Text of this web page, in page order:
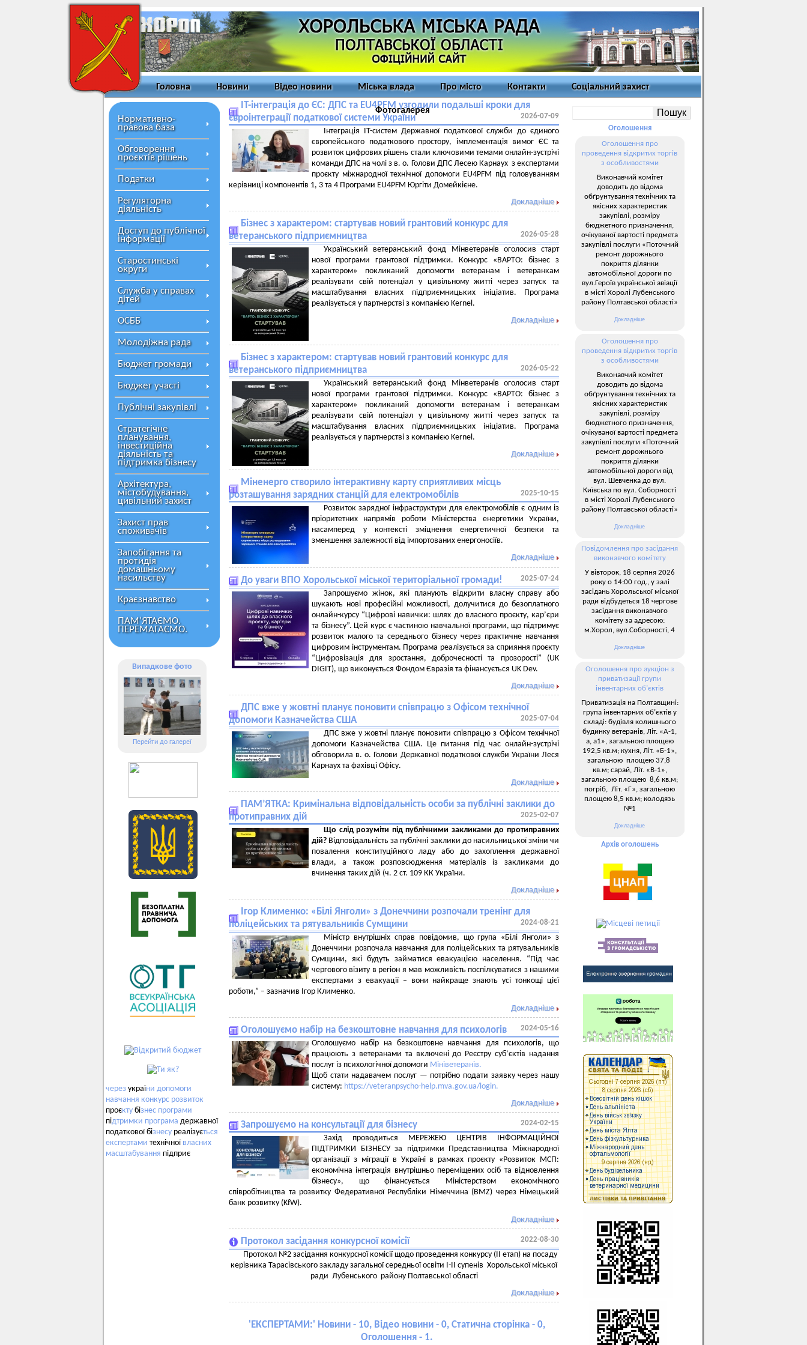
Головна Новини Відео новини Міська влада Про місто Контакти Соціальний захист
Фотогалерея
Нормативно-
правова база
Обговорення
проєктів рішень
Податки
Регуляторна
діяльність
Доступ до публічної
інформації
Старостинські
округи
Служба у справах
дітей
ОСББ
Молодіжна рада
Бюджет громади
Бюджет участі
Публічні закупівлі
Стратегічне
планування,
інвестиційна
діяльність та
підтримка бізнесу
Архітектура,
містобудування,
цивільний захист
Захист прав
споживачів
Запобігання та
протидія
домашньому
насильству
Краєзнавство
ПАМ’ЯТАЄМО.
ПЕРЕМАГАЄМО.
Випадкове фото
Перейти до галереї
через україни допомоги
навчання конкурс розвиток
проєкту бізнес програми
підтримки програма державної
податкової бізнесу реалізується
експертами технічної власних
масштабування підприє
ІТ-інтеграція до ЄС: ДПС та EU4PFM узгодили подальші кроки для
євроінтеграції податкової системи України
2026-07-09
Інтеграція ІТ-систем Державної податкової служби до єдиного
європейського податкового простору, імплементація вимог ЄС та
розвиток цифрових рішень стали ключовими темами онлайн-зустрічі
команди ДПС на чолі з в. о. Голови ДПС Лесею Карнаух з експертами
проєкту міжнародної технічної допомоги EU4PFM під головуванням
керівниці компонентів 1, 3 та 4 Програми EU4PFM Юргіти Домейкієне.
Докладніше
Бізнес з характером: стартував новий грантовий конкурс для
ветеранського підприємництва
2026-05-28
Український ветеранський фонд Мінветеранів оголосив старт
нової програми грантової підтримки. Конкурс «ВАРТО: бізнес з
характером» покликаний допомогти ветеранам і ветеранкам
реалізувати свій потенціал у цивільному житті через запуск та
масштабування власних підприємницьких ініціатив. Програма
реалізується у партнерстві з компанією Kernel.
Докладніше
Бізнес з характером: стартував новий грантовий конкурс для
ветеранського підприємництва
2026-05-22
Український ветеранський фонд Мінветеранів оголосив старт
нової програми грантової підтримки. Конкурс «ВАРТО: бізнес з
характером» покликаний допомогти ветеранам і ветеранкам
реалізувати свій потенціал у цивільному житті через запуск та
масштабування власних підприємницьких ініціатив. Програма
реалізується у партнерстві з компанією Kernel.
Докладніше
Міненерго створило інтерактивну карту сприятливих місць
розташування зарядних станцій для електромобілів
2025-10-15
Розвиток зарядної інфраструктури для електромобілів є одним із
пріоритетних напрямів роботи Міністерства енергетики України,
насамперед у контексті зміцнення енергетичної безпеки та
зменшення залежності від імпортованих енергоносіїв.
Докладніше
До уваги ВПО Хорольської міської територіальної громади! 2025-07-24
Запрошуємо жінок, які планують відкрити власну справу або
шукають нові професійні можливості, долучитися до безоплатного
онлайн-курсу “Цифрові навички: шлях до власного проєкту, кар’єри
та бізнесу”. Цей курс є частиною навчальної програми, що підтримує
розвиток малого та середнього бізнесу через практичне навчання
цифровим інструментам. Програма реалізується за сприяння проєкту
“Цифровізація для зростання, доброчесності та прозорості” (UK
DIGIT), що виконується Фондом Євразія та фінансується UK Dev.
Докладніше
ДПС вже у жовтні планує поновити співпрацю з Офісом технічної
допомоги Казначейства США
2025-07-04
ДПС вже у жовтні планує поновити співпрацю з Офісом технічної
допомоги Казначейства США. Це питання під час онлайн-зустрічі
обговорила в. о. Голови Державної податкової служби України Леся
Карнаух та фахівці Офісу.
Докладніше
ПАМ’ЯТКА: Кримінальна відповідальність особи за публічні заклики до
протиправних дій
2025-02-07
Що слід розуміти під публічними закликами до протиправних
дій? Відповідальність за публічні заклики до насильницької зміни чи
повалення конституційного ладу або до захоплення державної
влади, а також розповсюдження матеріалів із закликами до
вчинення таких дій (ч. 2 ст. 109 КК України.
Докладніше
Ігор Клименко: «Білі Янголи» з Донеччини розпочали тренінг для
поліцейських та рятувальників Сумщини
2024-08-21
Міністр внутрішніх справ повідомив, що група «Білі Янголи» з
Донеччини розпочала навчання для поліцейських та рятувальників
Сумщини, які будуть займатися евакуацією населення. “Під час
чергового візиту в регіон я мав можливість поспілкуватися з нашими
експертами з евакуації – вони найкраще знають усі тонкощі цієї
роботи,” – зазначив Ігор Клименко.
Докладніше
Оголошуємо набір на безкоштовне навчання для психологів 2024-05-16
Оголошуємо набір на безкоштовне навчання для психологів, що
працюють з ветеранами та включені до Реєстру суб’єктів надання
послуг із психологічної допомоги Мініветеранів.
Щоб стати надавачем послуг — потрібно подати заявку через нашу
систему: https://veteranpsycho-help.mva.gov.ua/login.
Докладніше
Запрошуємо на консультації для бізнесу 2024-02-15
Захід проводиться МЕРЕЖЕЮ ЦЕНТРІВ ІНФОРМАЦІЙНОЇ
ПІДТРИМКИ БІЗНЕСУ за підтримки Представництва Міжнародної
організації з міграції в Україні в рамках проєкту «Розвиток МСП:
економічна інтеграція внутрішньо переміщених осіб та відновлення
бізнесу», що фінансується Міністерством економічного
співробітництва та розвитку Федеративної Республіки Німеччина (BMZ) через Німецький
банк розвитку (KfW).
Докладніше
Протокол засідання конкурсної комісії 2022-08-30
Протокол №2 засідання конкурсної комісії щодо проведення конкурсу (IІ етап) на посаду
керівника Тарасівського закладу загальної середньої освіти І-ІІ супенів Хорольської міської
ради Лубенського району Полтавської області
Докладніше
' ЕКСПЕРТАМИ:' Новини - 10, Відео новини - 0, Статична сторінка - 0,
Оголошення - 1.
Оголошення
Оголошення про
проведення відкритих торгів
з особливостями
Виконавчий комітет
доводить до відома
обґрунтування технічних та
якісних характеристик
закупівлі, розміру
бюджетного призначення,
очікуваної вартості предмета
закупівлі послуги «Поточний
ремонт дорожнього
покриття ділянки
автомобільної дороги по
вул.Героїв української авіації
в місті Хоролі Лубенського
району Полтавської області»
Докладніше
Оголошення про
проведення відкритих торгів
з особливостями
Виконавчий комітет
доводить до відома
обґрунтування технічних та
якісних характеристик
закупівлі, розміру
бюджетного призначення,
очікуваної вартості предмета
закупівлі послуги «Поточний
ремонт дорожнього
покриття ділянки
автомобільної дороги від
вул. Шевченка до вул.
Київська по вул. Соборності
в місті Хоролі Лубенського
району Полтавської області»
Докладніше
Повідомлення про засідання
виконавчого комітету
У вівторок, 18 серпня 2026
року о 14:00 год., у залі
засідань Хорольської міської
ради відбудеться 18 чергове
засідання виконавчого
комітету за адресою:
м.Хорол, вул.Соборності, 4
Докладніше
Оголошення про аукціон з
приватизації групи
інвентарних об’єктів
Приватизація на Полтавщині:
група інвентарних об’єктів у
складі: будівля колишнього
будинку ветеранів, Літ. «А-1,
а, а1», загальною площею
192,5 кв.м; кухня, Літ. «Б-1»,
загальною площею 37,8
кв.м; сарай, Літ. «В-1»,
загальною площею 8,6 кв.м;
погріб, Літ. «Г», загальною
площею 8,5 кв.м; колодязь
№1
Докладніше
Архів оголошень